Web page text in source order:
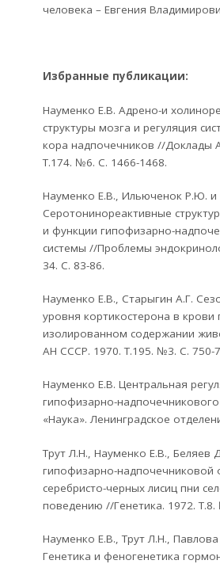
человека – Евгения
Избранные публикации:
Науменко Е.В. Адрено-и
структуры мозга и регуляция
кора надпочечников //Доклады
Т.174. №6. С. 1466-1468.
Науменко Е.В., Ильюченок Р.Ю. и
Серотонинореактивные
и функции гипофизарно-
системы //Проблемы
34. С. 83-86.
Науменко Е.В., Старыгин А.Г.
уровня кортикостерона в крови
изолированном содержании
АН СССР. 1970. Т.195. №3. С. 750-
Науменко Е.В. Центральная
гипофизарно-
«Наука». Ленинградское
Трут Л.Н., Науменко Е.В., Беляев
гипофизарно-надпочечниковой
серебристо-черных лисиц пни
поведению //Генетика. 1972.
Науменко Е.В., Трут Л.Н.,
Генетика и феногенетика